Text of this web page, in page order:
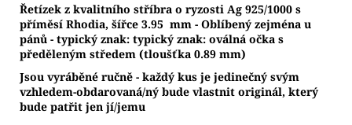
Řetízek z kvalitního stříbra o ryzosti Ag 925/1000 s
příměsí Rhodia, šířce 3.95 mm - Oblíbený zejména u
pánů - typický znak: typický znak: oválná očka s
předěleným středem (tloušťka 0.89 mm)
Jsou vyráběné ručně - každý kus je jedinečný svým
vzhledem-obdarovaná/ný bude vlastnit originál, který
bude patřit jen jí/jemu